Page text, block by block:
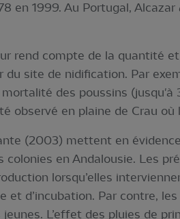
en 1999. Au Portugal, Alcazar
rend compte de la quantité
site de nidification. Par
des poussins
observé en plaine de Crau
(2003) mettent en
colonies en Andalousie. Les
lorsqu’elles
et d’incubation. Par contre,
jeunes. L’effet des pluies de